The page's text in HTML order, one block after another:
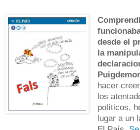
desde el
la
hacer
los
políticos,
lugar a un